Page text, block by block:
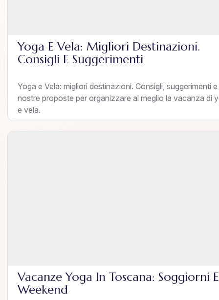
Yoga E Vela: Migliori Destinazioni.
Consigli E Suggerimenti
Yoga e Vela: migliori destinazioni. Consigli, suggerimenti e
nostre proposte per organizzare al meglio la vacanza di
e vela.
Vacanze Yoga In Toscana: Soggiorni E
Weekend